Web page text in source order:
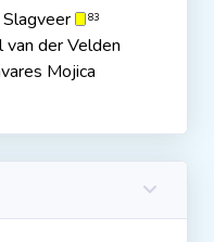
83
van der Velden
Mojica